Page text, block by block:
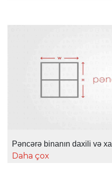
Pəncərə binanın daxili və
Daha çox